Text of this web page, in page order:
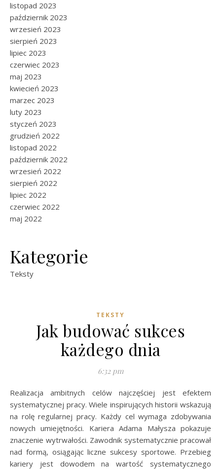
listopad 2023
październik 2023
wrzesień 2023
sierpień 2023
lipiec 2023
czerwiec 2023
maj 2023
kwiecień 2023
marzec 2023
luty 2023
styczeń 2023
grudzień 2022
listopad 2022
październik 2022
wrzesień 2022
sierpień 2022
lipiec 2022
czerwiec 2022
maj 2022
Kategorie
Teksty
TEKSTY
Jak budować sukces
każdego dnia
6:32 pm
Realizacja ambitnych celów najczęściej jest efektem
systematycznej pracy. Wiele inspirujących historii wskazują
na rolę regularnej pracy. Każdy cel wymaga zdobywania
nowych umiejętności. Kariera Adama Małysza pokazuje
znaczenie wytrwałości. Zawodnik systematycznie pracował
nad formą, osiągając liczne sukcesy sportowe. Przebieg
kariery jest dowodem na wartość systematycznego